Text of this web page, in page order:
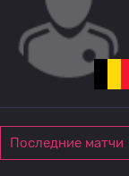
Последние матчи